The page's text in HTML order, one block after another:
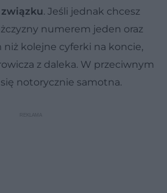
związku. Jeśli jednak chcesz
numerem jeden oraz
kolejne cyferki na koncie,
z daleka. W przeciwnym
się notorycznie samotna.